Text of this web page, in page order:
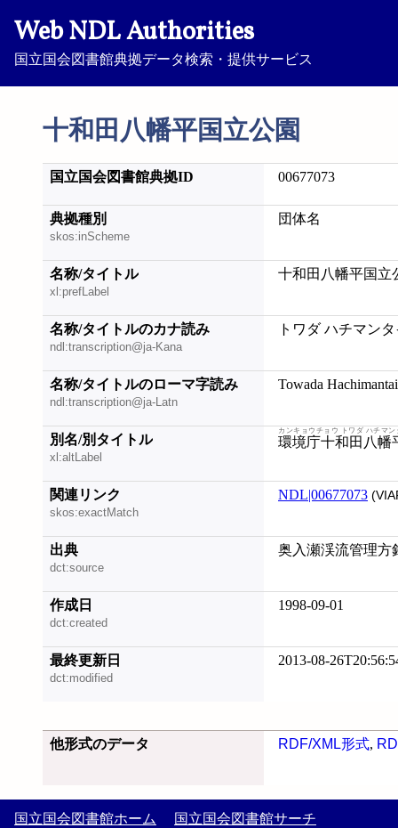
Web NDL Authorities
国立国会図書館典拠データ検索・提供サービス
十和田八幡平国立公園
国立国会図書館典拠ID 00677073
典拠種別
skos:inScheme
団体名
名称/タイトル
xl:prefLabel
十和田八幡平国立
名称/タイトルのカナ読み
ndl:transcription@ja-Kana
トワダ ハチマン
名称/タイトルのローマ字読み
ndl:transcription@ja-Latn
Towada
別名/別タイトル
xl:altLabel
環境庁十和田八幡
カンキョウチョウ トワダ ハチマ
関連リンク
skos:exactMatch
NDL|00677073
出典
dct:source
奥入瀬渓流管理方
作成日
dct:created
1998-09-01
最終更新日
dct:modified
2013-08-
他形式のデータ RDF/XML形式,
国立国会図書館ホーム 国立国会図書館サーチ